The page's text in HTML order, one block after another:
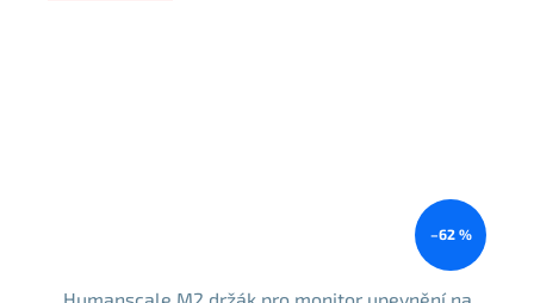
–62 %
Humanscale M2 držák pro monitor upevnění na